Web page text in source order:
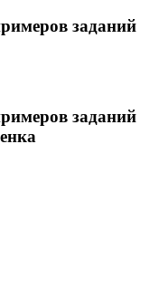
заданий
заданий